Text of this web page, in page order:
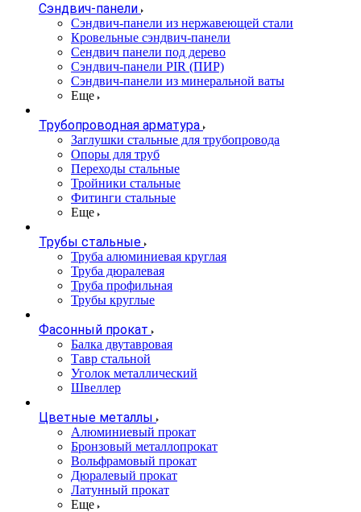
Сэндвич-панели
Cэндвич-панели из нержавеющей стали
Кровельные сэндвич-панели
Сендвич панели под дерево
Сэндвич-панели PIR (ПИР)
Сэндвич-панели из минеральной ваты
Еще
Трубопроводная арматура
Заглушки стальные для трубопровода
Опоры для труб
Переходы стальные
Тройники стальные
Фитинги стальные
Еще
Трубы стальные
Труба алюминиевая круглая
Труба дюралевая
Труба профильная
Трубы круглые
Фасонный прокат
Балка двутавровая
Тавр стальной
Уголок металлический
Швеллер
Цветные металлы
Алюминиевый прокат
Бронзовый металлопрокат
Вольфрамовый прокат
Дюралевый прокат
Латунный прокат
Еще